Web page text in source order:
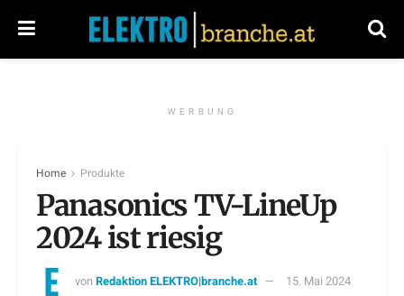
WERBUNG
Home Produkte
Panasonics TV-LineUp
2024 ist riesig
vonRedaktion ELEKTRO|branche.at 15. Mai 2024